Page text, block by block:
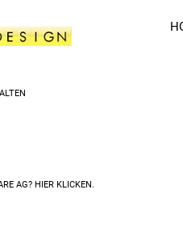
AG? HIER KLICKEN.